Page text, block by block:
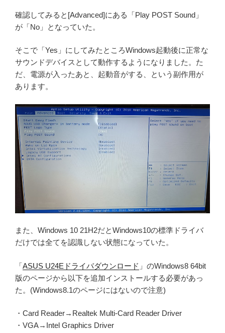
確認してみると[Advanced]にある「Play POST Sound」
が「No」となっていた。
そこで「Yes」にしてみたところWindows起動後に正常な
サウンドデバイスとして動作するようになりました。た
だ、電源が入ったあと、起動音がする、という副作用が
あります。
また、Windows 10 21H2だとWindows10の標準ドライバ
だけでは全てを認識しない状態になっていた。
「ASUS U24Eドライバダウンロード 」のWindows8 64bit
版のページから以下を追加インストールする必要があっ
た。(Windows8.1のページにはないので注意)
・Card Reader→Realtek Multi-Card Reader Driver
・VGA→Intel Graphics Driver